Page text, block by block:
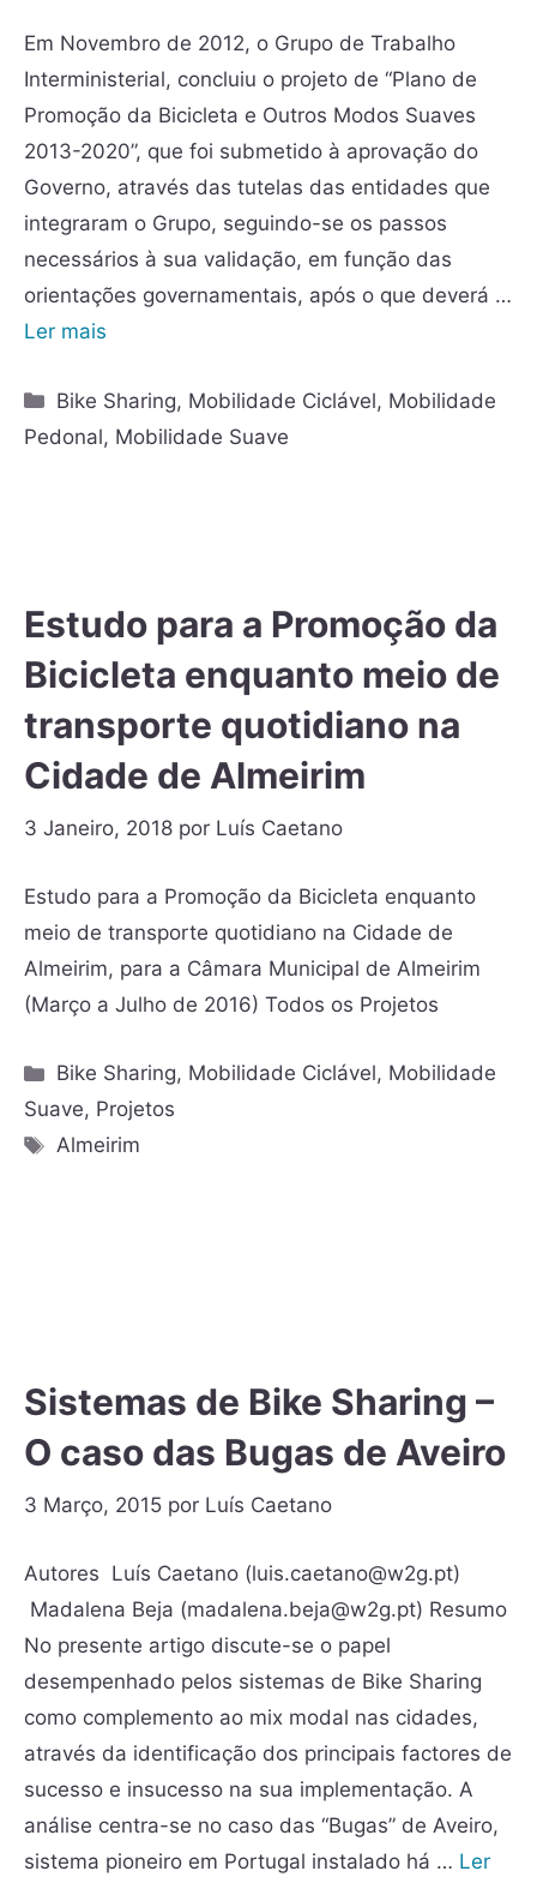
Em Novembro de 2012, o Grupo de Trabalho
Interministerial, concluiu o projeto de “Plano de
Promoção da Bicicleta e Outros Modos Suaves
2013-2020”, que foi submetido à aprovação do
Governo, através das tutelas das entidades que
integraram o Grupo, seguindo-se os passos
necessários à sua validação, em função das
orientações governamentais, após o que deverá …
Ler mais
Bike Sharing, Mobilidade Ciclável, Mobilidade
Pedonal, Mobilidade Suave
Estudo para a Promoção da
Bicicleta enquanto meio de
transporte quotidiano na
Cidade de Almeirim
3 Janeiro, 2018 por Luís Caetano
Estudo para a Promoção da Bicicleta enquanto
meio de transporte quotidiano na Cidade de
Almeirim, para a Câmara Municipal de Almeirim
(Março a Julho de 2016) Todos os Projetos
Bike Sharing, Mobilidade Ciclável, Mobilidade
Suave, Projetos
Almeirim
Sistemas de Bike Sharing –
O caso das Bugas de Aveiro
3 Março, 2015 por Luís Caetano
Autores Luís Caetano (luis.caetano@w2g.pt)
Madalena Beja (madalena.beja@w2g.pt) Resumo
No presente artigo discute-se o papel
desempenhado pelos sistemas de Bike Sharing
como complemento ao mix modal nas cidades,
através da identificação dos principais factores de
sucesso e insucesso na sua implementação. A
análise centra-se no caso das “Bugas” de Aveiro,
sistema pioneiro em Portugal instalado há … Ler